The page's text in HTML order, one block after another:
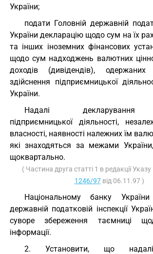
України;
подати Головній державній
України декларацію щодо сум на їх
та інших іноземних фінансових
щодо сум надходжень валютних
доходів (дивідендів), одержаних
здійснення підприємницької
України.
Надалі декларування
підприємницької діяльності,
власності, наявності належних їм
які знаходяться за межами
щоквартально.
( Частина друга статті 1 в редакції
1246/97від 06.11.97 )
Національному банку
державній податковій інспекції
суворе збереження таємниці
інформації.
2. Установити, що надалі